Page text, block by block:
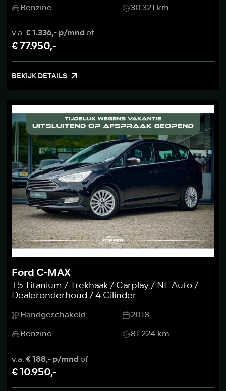
Benzine
30.321 km
v.a.€ 1.336,- p/mndof
€ 77.950,-
BEKIJK DETAILS
Ford C-MAX
1.5 Titanium / Trekhaak / Carplay / NL Auto /
Dealeronderhoud / 4 Cilinder
Handgeschakeld
2018
Benzine
81.224 km
v.a.€ 188,- p/mndof
€ 10.950,-